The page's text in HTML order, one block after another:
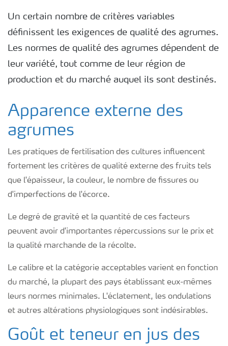
Un certain nombre de critères variables
définissent les exigences de qualité des agrumes.
Les normes de qualité des agrumes dépendent de
leur variété, tout comme de leur région de
production et du marché auquel ils sont destinés.
Apparence externe des
agrumes
Les pratiques de fertilisation des cultures influencent
fortement les critères de qualité externe des fruits tels
que l'épaisseur, la couleur, le nombre de fissures ou
d'imperfections de l'écorce.
Le degré de gravité et la quantité de ces facteurs
peuvent avoir d'importantes répercussions sur le prix et
la qualité marchande de la récolte.
Le calibre et la catégorie acceptables varient en fonction
du marché, la plupart des pays établissant eux-mêmes
leurs normes minimales. L'éclatement, les ondulations
et autres altérations physiologiques sont indésirables.
Goût et teneur en jus des